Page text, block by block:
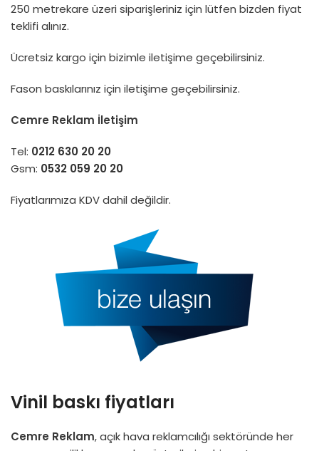
250 metrekare üzeri siparişleriniz için lütfen bizden fiyat
teklifi alınız.
Ücretsiz kargo için bizimle iletişime geçebilirsiniz.
Fason baskılarınız için iletişime geçebilirsiniz.
Cemre Reklam İletişim
Tel: 0212 630 20 20
Gsm: 0532 059 20 20
Fiyatlarımıza KDV dahil değildir.
Vinil baskı fiyatları
Cemre Reklam, açık hava reklamcılığı sektöründe her